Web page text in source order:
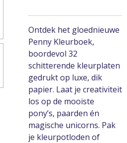
Ontdek het gloednieuwe
Penny Kleurboek,
boordevol 32
schitterende kleurplaten
gedrukt op luxe, dik
papier. Laat je creativiteit
los op de mooiste
pony’s, paarden én
magische unicorns. Pak
je kleurpotloden of